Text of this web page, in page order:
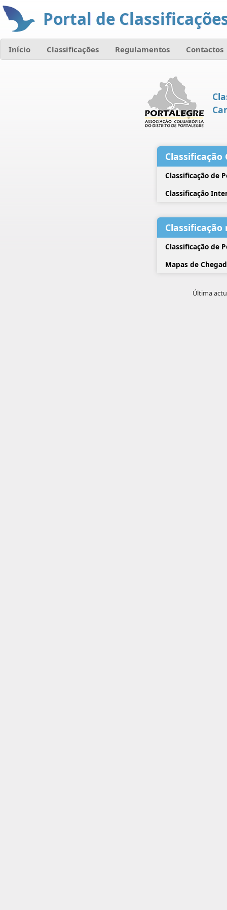
Portal de
Início Classificações Regulamentos Contactos
Classificação
Classificação de
Classificação
Classificação
Classificação de
Mapas de
Última